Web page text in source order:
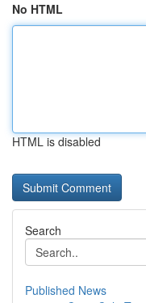
No HTML
HTML is disabled
Search
Published News